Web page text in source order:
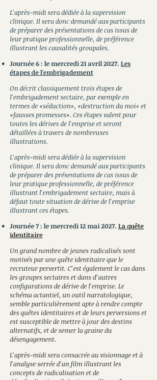
L'après-midi sera dédiée à la supervision
clinique. Il sera donc demandé aux participants
de préparer des présentations de cas issus de
leur pratique professionnelle, de préférence
illustrant les causalités groupales.
Journée 6 : le mercredi 21 avril 2027. Les
étapes de l'embrigadement
On décrit classiquement trois étapes de
l'embrigadement sectaire, par exemple en
termes de «séduction», «destruction du moi» et
«fausses promesses». Ces étapes valent pour
toutes les dérives de l'emprise et seront
détaillées à travers de nombreuses
illustrations.
L'après-midi sera dédiée à la supervision
clinique. Il sera donc demandé aux participants
de préparer des présentations de cas issus de
leur pratique professionnelle, de préférence
illustrant l'embrigadement sectaire, mais à
défaut toute situation de dérive de l'emprise
illustrant ces étapes.
Journée 7 : le mercredi 12 mai2027. La quête
identitaire
Un grand nombre de jeunes radicalisés sont
motivés par une quête identitaire que le
recruteur pervertit. C’est également le cas dans
les groupes sectaires et dans d’autres
configurations de dérive de l'emprise. Le
schéma actantiel, un outil narratologique,
semble particulièrement apte à rendre compte
des quêtes identitaires et de leurs perversions et
est susceptible de mettre à jour des destins
alternatifs, et de semer la graine du
désengagement.
L'après-midi sera consacrée au visionnage et à
l'analyse serrée d'un film illustrant les
concepts de radicalisation et de